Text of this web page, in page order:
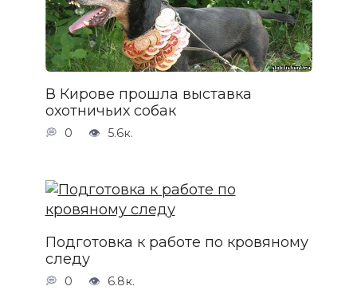
В Кирове прошла выставка
охотничьих собак
0 5.6к.
Подготовка к работе по кровяному
следу
0 6.8к.